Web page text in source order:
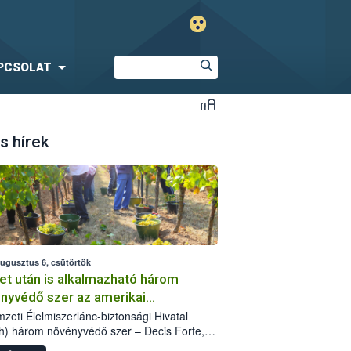
hírek
6, csütörtök
után is alkalmazható három
szer az amerikai
ellen
Élelmiszerlánc-biztonsági Hivatal
három növényvédő szer – Decis Forte,
24 EW, Oroganic – engedélyokiratát